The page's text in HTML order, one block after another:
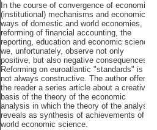
In the course of convergence of economic
(institutional) mechanisms and economic
ways of domestic and world economies,
reforming of financial accounting, the
reporting, education and economic science,
we, unfortunately, observe not only
positive, but also negative consequences.
Reforming on euroatlantic "standards" is
not always constructive. The author offers
the reader a series article about a creative
basis of the theory of the economic
analysis in which the theory of the analysis
reveals as synthesis of achievements of
world economic science.